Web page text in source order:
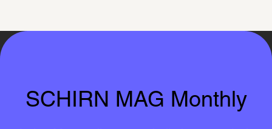
SCHIRN MAG Monthly